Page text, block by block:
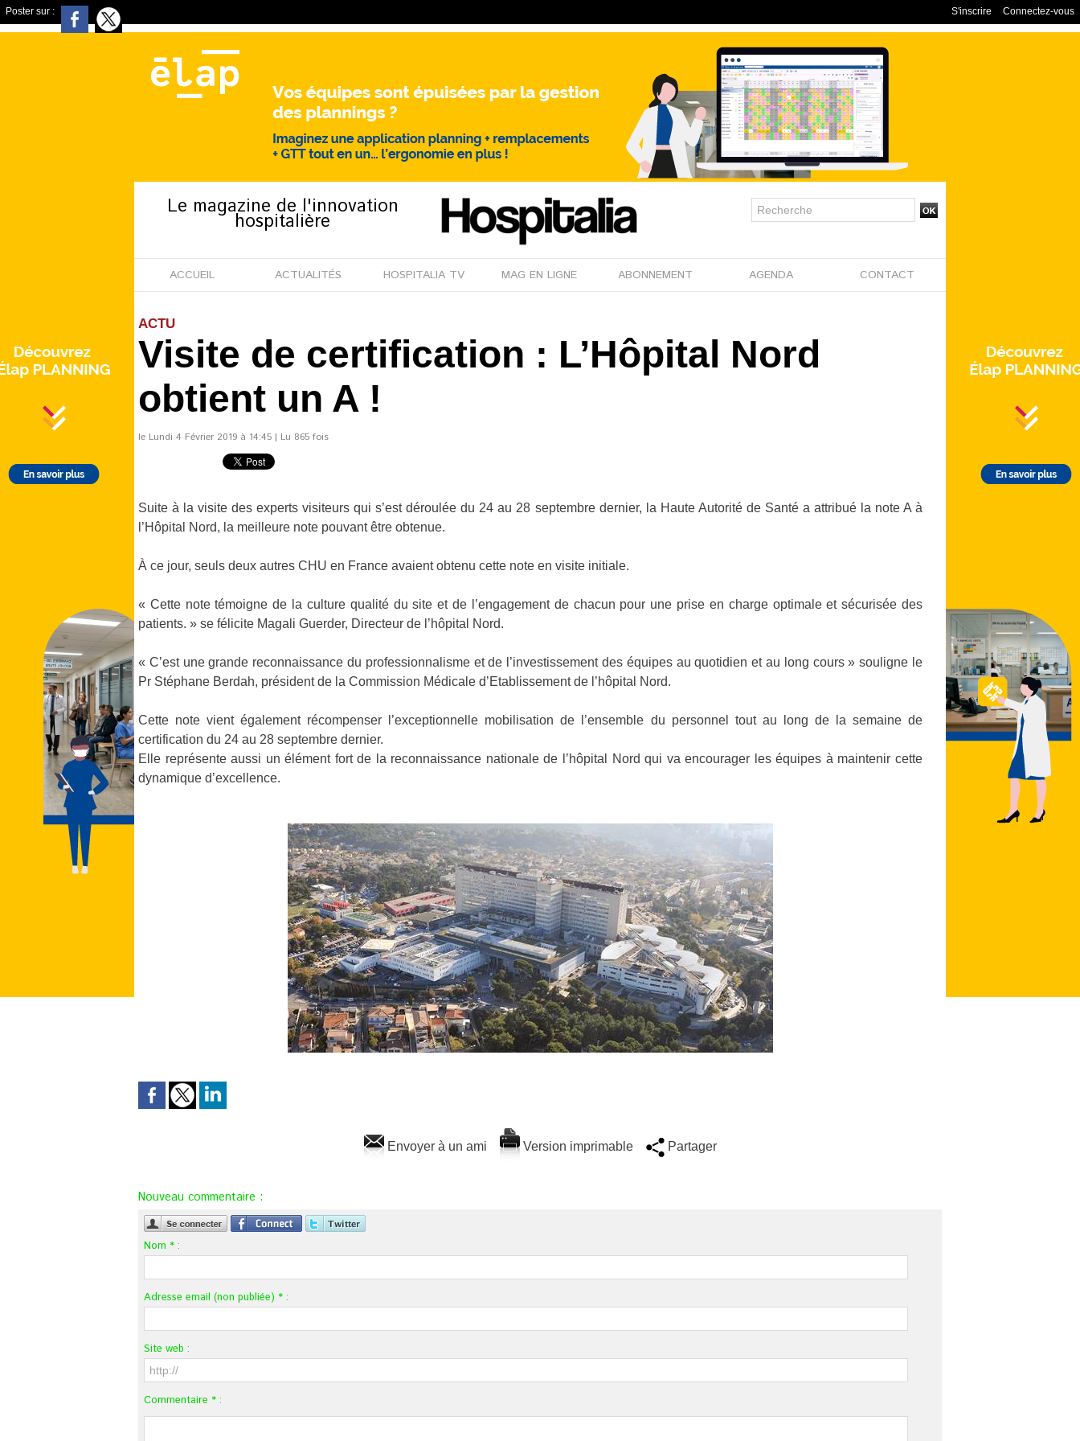
Poster sur : Connectez-vous
S'inscrire
Le magazine de l'innovation
hospitalière
ACCUEIL ACTUALITÉS HOSPITALIA TV MAG EN LIGNE ABONNEMENT AGENDA CONTACT
ACTU
Visite de certification : L’Hôpital Nord
obtient un A !
le Lundi 4 Février 2019 à 14:45 | Lu 865 fois
Suite à la visite des experts visiteurs qui s’est déroulée du 24 au 28 septembre dernier, la Haute Autorité de Santé a attribué la note A à
l’Hôpital Nord, la meilleure note pouvant être obtenue.
À ce jour, seuls deux autres CHU en France avaient obtenu cette note en visite initiale.
« Cette note témoigne de la culture qualité du site et de l’engagement de chacun pour une prise en charge optimale et sécurisée des
patients. » se félicite Magali Guerder, Directeur de l’hôpital Nord.
« C’est une grande reconnaissance du professionnalisme et de l’investissement des équipes au quotidien et au long cours » souligne le
Pr Stéphane Berdah, président de la Commission Médicale d’Etablissement de l’hôpital Nord.
Cette note vient également récompenser l’exceptionnelle mobilisation de l’ensemble du personnel tout au long de la semaine de
certification du 24 au 28 septembre dernier.
Elle représente aussi un élément fort de la reconnaissance nationale de l’hôpital Nord qui va encourager les équipes à maintenir cette
dynamique d’excellence.
Envoyer à un ami Version imprimable Partager
Nouveau commentaire :
Nom * :
Adresse email (non publiée) * :
Site web :
Commentaire * :